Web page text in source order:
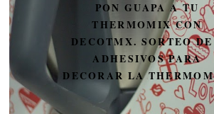
PON GUAPA A TU
THERMOMIX CON
DECOTMX. SORTEO DE 3
ADHESIVOS PARA
DECORAR LA THERMOMIX.